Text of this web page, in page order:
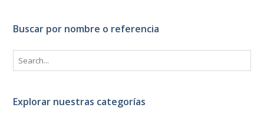
Buscar por nombre o referencia
Explorar nuestras categorías